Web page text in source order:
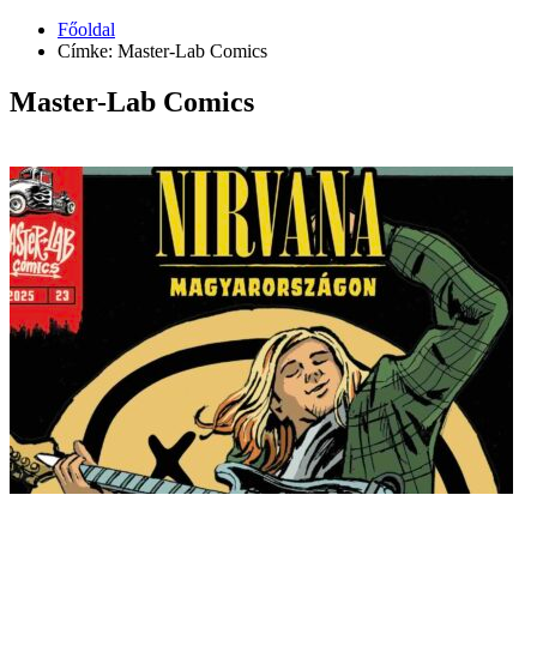
Főoldal
Címke: Master-Lab Comics
Master-Lab Comics